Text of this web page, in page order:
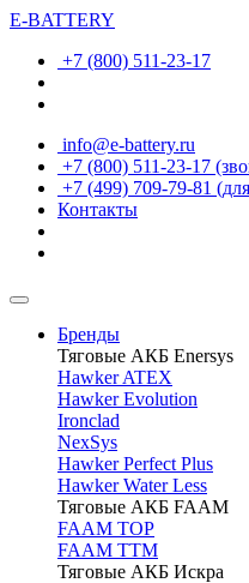
E-BATTERY
+7 (800) 511-23-17
info@e-battery.ru
+7 (800) 511-23-17
+7 (499) 709-79-81
Контакты
Бренды
Тяговые АКБ Enersys
Hawker ATEX
Hawker Evolution
Ironclad
NexSys
Hawker Perfect Plus
Hawker Water Less
Тяговые АКБ FAAM
FAAM TOP
FAAM TTM
Тяговые АКБ Искра